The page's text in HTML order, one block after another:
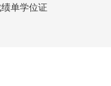
单学位证